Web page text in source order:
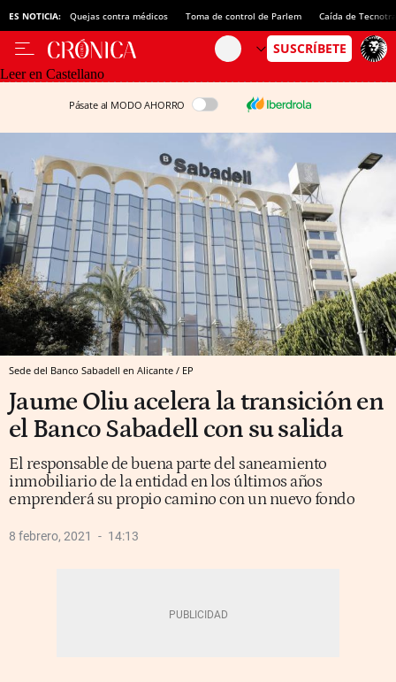
ES NOTICIA: Quejas contra médicos Toma de control de Parlem Caída de
Leer en Castellano
Pásate al MODO AHORRO
Sede del Banco Sabadell en Alicante / EP
Jaume Oliu acelera la transición en
el Banco Sabadell con su salida
El responsable de buena parte del saneamiento
inmobiliario de la entidad en los últimos años
emprenderá su propio camino con un nuevo fondo
8 febrero, 2021 14:13